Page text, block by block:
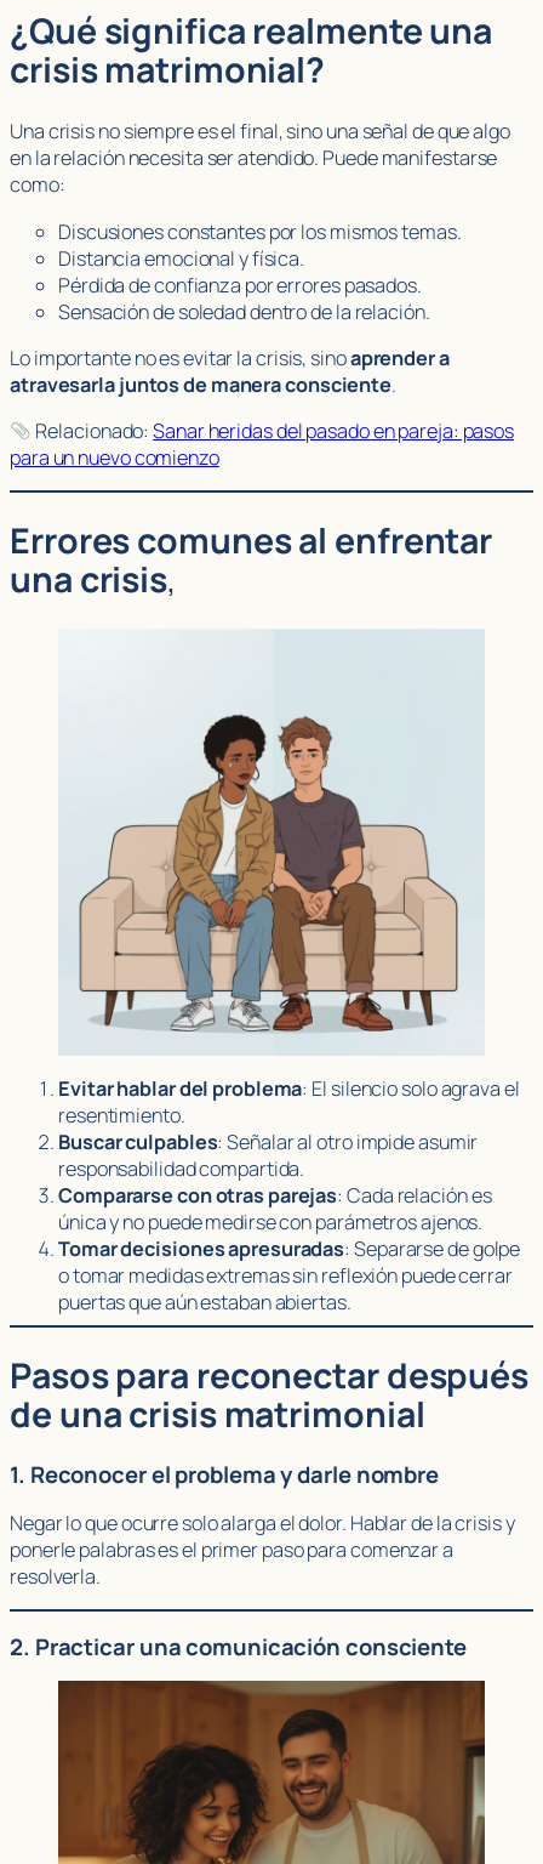
¿Qué significa realmente una
crisis matrimonial?
Una crisis no siempre es el final, sino una señal de que algo
en la relación necesita ser atendido. Puede manifestarse
como:
Discusiones constantes por los mismos temas.
Distancia emocional y física.
Pérdida de confianza por errores pasados.
Sensación de soledad dentro de la relación.
Lo importante no es evitar la crisis, sinoaprender a
atravesarla juntos de manera consciente.
Relacionado: Sanar heridas del pasado en pareja: pasos
para un nuevo comienzo
Errores comunes al enfrentar
una crisis,
Evitar hablar del problema: El silencio solo agrava el
resentimiento.
Buscar culpables: Señalar al otro impide asumir
responsabilidad compartida.
Compararse con otras parejas: Cada relación es
única y no puede medirse con parámetros ajenos.
Tomar decisiones apresuradas: Separarse de golpe
o tomar medidas extremas sin reflexión puede cerrar
puertas que aún estaban abiertas.
Pasos para reconectar después
de una crisis matrimonial
1. Reconocer el problema y darle nombre
Negar lo que ocurre solo alarga el dolor. Hablar de la crisis y
ponerle palabras es el primer paso para comenzar a
resolverla.
2. Practicar una comunicación consciente